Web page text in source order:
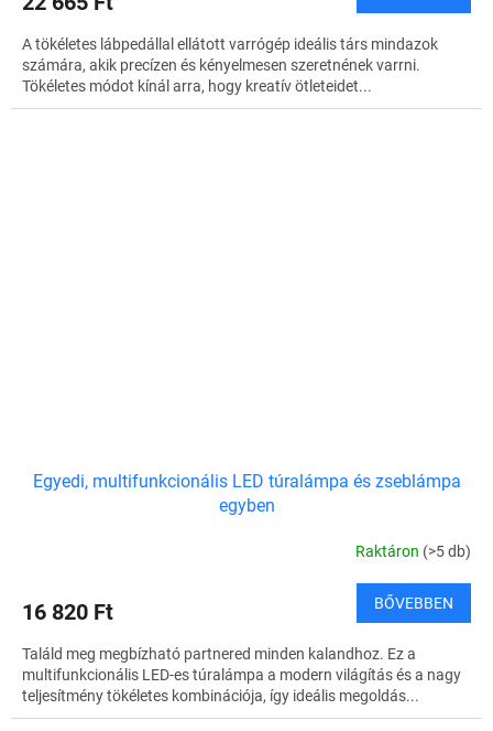
A tökéletes lábpedállal ellátott varrógép ideális társ mindazok
számára, akik precízen és kényelmesen szeretnének varrni.
Tökéletes módot kínál arra, hogy kreatív ötleteidet...
Egyedi, multifunkcionális LED túralámpa és zseblámpa
egyben
Raktáron (>5 db)
16 820 Ft BŐVEBBEN
Találd meg megbízható partnered minden kalandhoz. Ez a
multifunkcionális LED-es túralámpa a modern világítás és a nagy
teljesítmény tökéletes kombinációja, így ideális megoldás...